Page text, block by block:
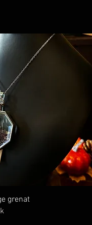
rapide
grenat